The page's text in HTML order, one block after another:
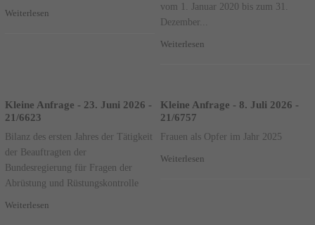
Weiterlesen
vom 1. Januar 2020 bis zum 31.
Dezember...
Weiterlesen
Kleine Anfrage - 23. Juni 2026 -
21/6623
Bilanz des ersten Jahres der Tätigkeit
der Beauftragten der
Bundesregierung für Fragen der
Abrüstung und Rüstungskontrolle
Weiterlesen
Kleine Anfrage - 8. Juli 2026 -
21/6757
Frauen als Opfer im Jahr 2025
Weiterlesen